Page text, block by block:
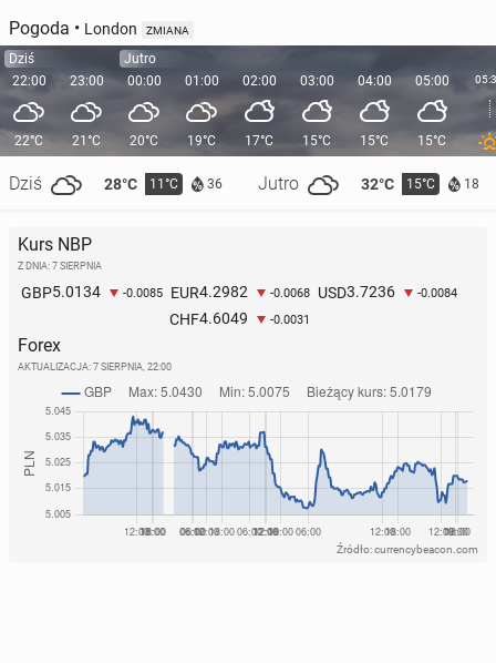
Pogoda • London ZMIANA
Dziś
22:00
22°C
Dziś 28°C 11°C 36 Jutro 32°C 15°C 18
23:00
21°C
Jutro
00:00
20°C
01:00
19°C
02:00
17°C
03:00
15°C
04:00
15°C
05:00
15°C
Kurs NBP
Z DNIA: 7 SIERPNIA
GBP5.0134 -0.0085 EUR4.2982 -0.0068 USD3.7236 -0.0084
CHF4.6049 -0.0031
Forex
AKTUALIZACJA: 7 SIERPNIA, 22:00
Źródło: currencybeacon.com